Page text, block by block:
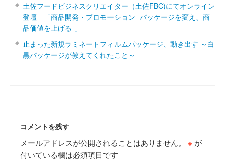
土佐フードビジネスクリエイター（土佐FBC)にてオンライン
登壇 「商品開発・プロモーション ‐パッケージを変え、商
品価値を上げる‐」
止まった新規ラミネートフィルムパッケージ、動き出す ～白
黒パッケージが教えてくれたこと～
コメントを残す
メールアドレスが公開されることはありません。 ※ が
付いている欄は必須項目です